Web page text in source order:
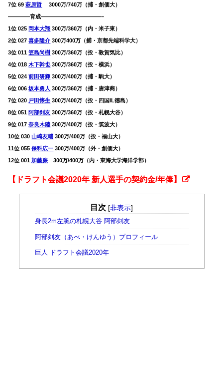
7位 69萩原哲 3000万/740万（捕・創価大）
————育成———————————–
1位 025 岡本大翔 300万/360万（内・米子東）
2位 027喜多隆介 300万400万（捕・京都先端科学大）
3位 011笠島尚樹 300万/360万（投・敦賀気比）
4位 018木下幹也300万/360万（投・横浜）
5位 024前田研輝 300万/400万（捕・駒大）
6位 006坂本勇人 300万/360万（捕・唐津商）
7位 020 戸田懐生 300万/400万（投・四国IL徳島）
8位 051 阿部剣友 300万/360万（投・札幌大谷）
9位 017奈良木陸 300万/400万（投・筑波大）
10位 030山崎友輔 300万/400万（投・福山大）
11位 055保科広一 300万/400万（外・創価大）
12位 001加藤廉 300万/400万（内・東海大学海洋学部）
【ドラフト会議2020年 新人選手の契約金/年俸】
目次 [非表示]
身長2m左腕の札幌大谷 阿部剣友
阿部剣友（あべ・けんゆう）プロフィール
巨人 ドラフト会議2020年